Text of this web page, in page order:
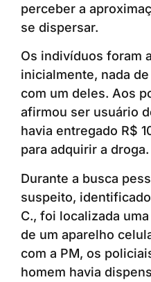
perceber a
se dispersar.
Os indivíduos foram
inicialmente, nada
com um deles. Aos
afirmou ser usuário
havia entregado R$
para adquirir a droga.
Durante a busca
suspeito,
C., foi localizada
de um aparelho
com a PM, os
homem havia